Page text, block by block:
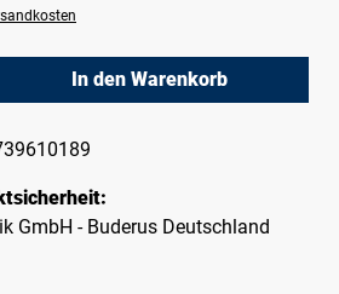
Gib den gewünschten
In den Warenkorb
GmbH - Buderus Deutschland